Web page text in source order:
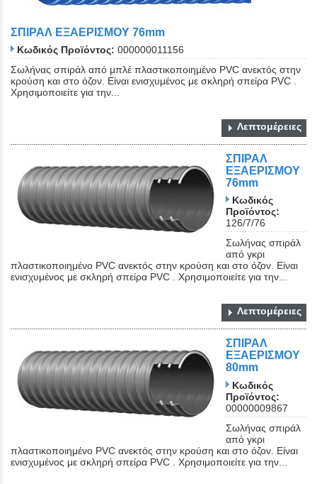
ΣΠΙΡΑΛ ΕΞΑΕΡΙΣΜΟΥ 76mm
Κωδικός Προϊόντος: 000000011156
Σωλήνας σπιράλ από μπλέ πλαστικοποιημένο PVC ανεκτός στην
κρούση και στο όζον. Είναι ενισχυμένος με σκληρή σπείρα PVC .
Χρησιμοποιείτε για την...
Λεπτομέρειες
ΣΠΙΡΑΛ
ΕΞΑΕΡΙΣΜΟΥ
76mm
Κωδικός
Προϊόντος:
126/7/76
Σωλήνας σπιράλ
από γκρι
πλαστικοποιημένο PVC ανεκτός στην κρούση και στο όζον. Είναι
ενισχυμένος με σκληρή σπείρα PVC . Χρησιμοποιείτε για την...
Λεπτομέρειες
ΣΠΙΡΑΛ
ΕΞΑΕΡΙΣΜΟΥ
80mm
Κωδικός
Προϊόντος:
00000009867
Σωλήνας σπιράλ
από γκρι
πλαστικοποιημένο PVC ανεκτός στην κρούση και στο όζον. Είναι
ενισχυμένος με σκληρή σπείρα PVC . Χρησιμοποιείτε για την...